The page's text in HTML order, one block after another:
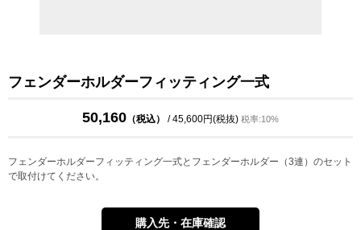
フェンダーホルダーフィッティング一式
50,160 （税込） / 45,600円(税抜) 税率:10%
フェンダーホルダーフィッティング一式とフェンダーホルダー（3連）のセット
で取付けてください。
購入先・在庫確認